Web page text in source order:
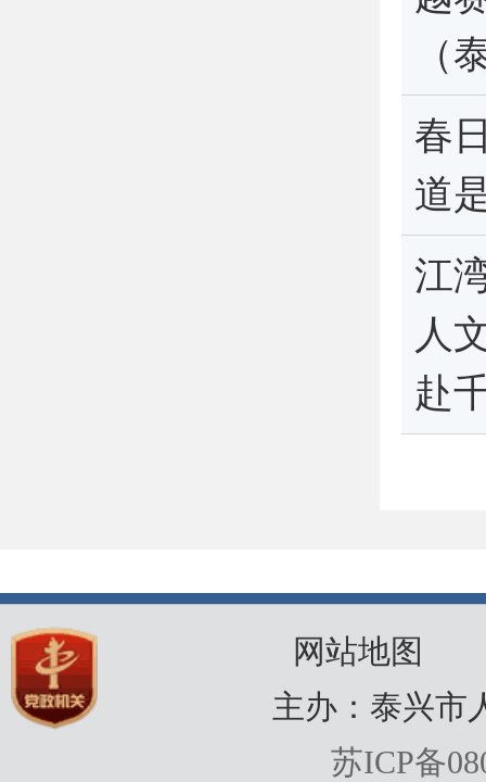
（
春
道
江
人
赴
网站地图
主办：泰兴市
苏ICP备